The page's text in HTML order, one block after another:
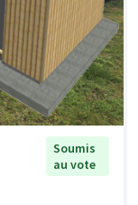
Soumis
au vote